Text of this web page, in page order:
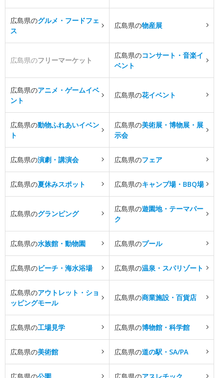
広島県のグルメ・フードフェ
ス
広島県の物産展
広島県のフリーマーケット
広島県のコンサート・音楽イ
ベント
広島県のアニメ・ゲームイベ
ント
広島県の花イベント
広島県の動物ふれあいイベン
ト
広島県の美術展・博物展・展
示会
広島県の演劇・講演会 広島県のフェア
広島県の夏休みスポット 広島県のキャンプ場・BBQ場
広島県のグランピング
広島県の遊園地・テーマパー
ク
広島県の水族館・動物園 広島県のプール
広島県のビーチ・海水浴場 広島県の温泉・スパリゾート
広島県のアウトレット・ショ
ッピングモール
広島県の商業施設・百貨店
広島県の工場見学 広島県の博物館・科学館
広島県の美術館 広島県の道の駅・SA/PA
広島県の公園 広島県のアスレチック